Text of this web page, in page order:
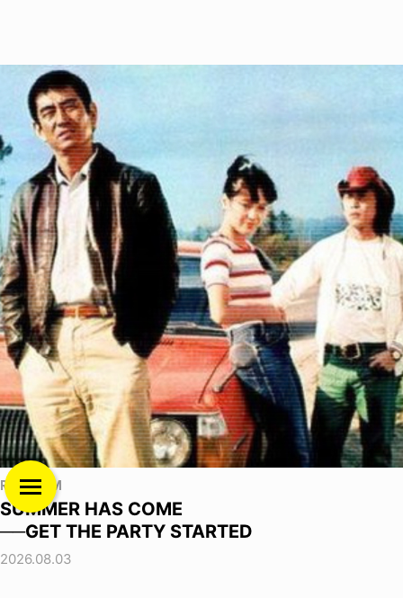
RANDOM
SUMMER HAS COME
──GET THE PARTY STARTED
2026.08.03